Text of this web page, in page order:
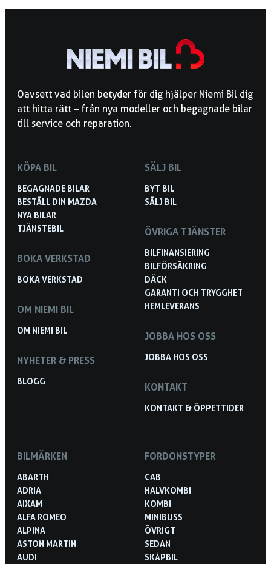
Oavsett vad bilen betyder för dig hjälper Niemi Bil dig
att hitta rätt – från nya modeller och begagnade bilar
till service och reparation.
KÖPA BIL
BEGAGNADE BILAR
BESTÄLL DIN MAZDA
NYA BILAR
TJÄNSTEBIL
BOKA VERKSTAD
BOKA VERKSTAD
OM NIEMI BIL
OM NIEMI BIL
NYHETER & PRESS
BLOGG
SÄLJ BIL
BYT BIL
SÄLJ BIL
ÖVRIGA TJÄNSTER
BILFINANSIERING
BILFÖRSÄKRING
DÄCK
GARANTI OCH TRYGGHET
HEMLEVERANS
JOBBA HOS OSS
JOBBA HOS OSS
KONTAKT
KONTAKT & ÖPPETTIDER
BILMÄRKEN
ABARTH
ADRIA
AIXAM
ALFA ROMEO
ALPINA
ASTON MARTIN
AUDI
FORDONSTYPER
CAB
HALVKOMBI
KOMBI
MINIBUSS
ÖVRIGT
SEDAN
SKÅPBIL